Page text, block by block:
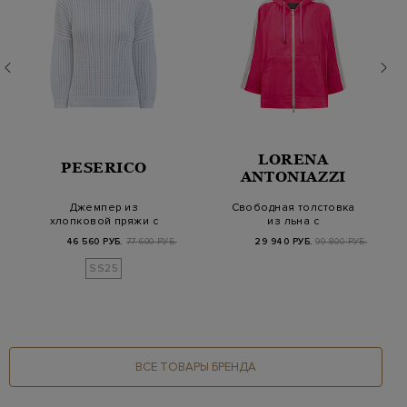
PESERICO
Джемпер из
хлопковой пряжи с
рукавами ¾ и
пайетками
46 560 РУБ. 77 600 РУБ.
SS25
LORENA
ANTONIAZZI
Свободная толстовка
из льна с
трикотажными
вставками
29 940 РУБ. 99 800 РУБ.
ВСЕ ТОВАРЫ БРЕНДА